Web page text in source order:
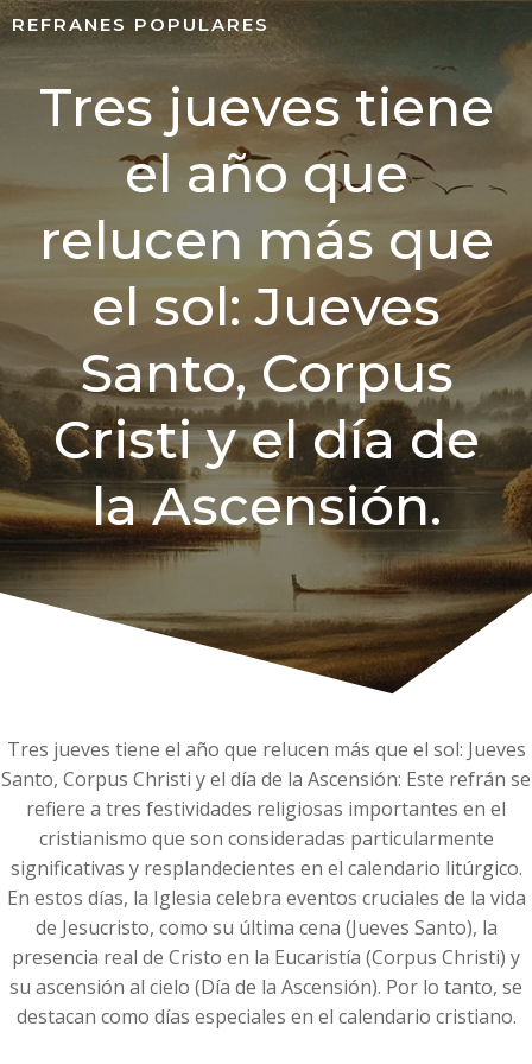
REFRANES POPULARES
Tres jueves tiene
el año que
relucen más que
el sol: Jueves
Santo, Corpus
Cristi y el día de
la Ascensión.
Tres jueves tiene el año que relucen más que el sol: Jueves
Santo, Corpus Christi y el día de la Ascensión: Este refrán se
refiere a tres festividades religiosas importantes en el
cristianismo que son consideradas particularmente
significativas y resplandecientes en el calendario litúrgico.
En estos días, la Iglesia celebra eventos cruciales de la vida
de Jesucristo, como su última cena (Jueves Santo), la
presencia real de Cristo en la Eucaristía (Corpus Christi) y
su ascensión al cielo (Día de la Ascensión). Por lo tanto, se
destacan como días especiales en el calendario cristiano.